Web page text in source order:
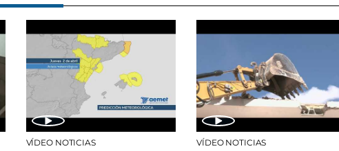
VÍDEO NOTICIAS VÍDEO NOTICIAS